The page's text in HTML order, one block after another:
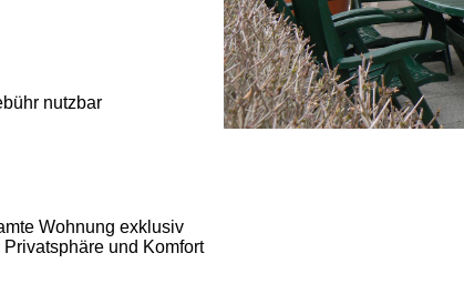
nutzbar
Wohnung exklusiv
und Komfort